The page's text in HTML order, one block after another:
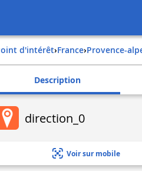
Point d'intérêt› france› provence-
Description
direction_0
Voir sur mobile